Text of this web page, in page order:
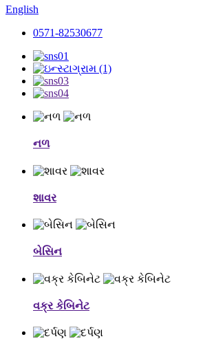
English
0571-82530677
નળ
શાવર
બેસિન
વક્ર કેબિનેટ